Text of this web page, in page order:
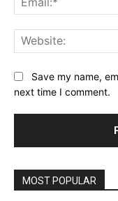
Save my name,
next time I comment.
MOST POPULAR